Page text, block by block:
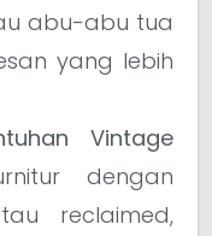
abu-abu tua
yang lebih
Vintage
dengan
reclaimed,